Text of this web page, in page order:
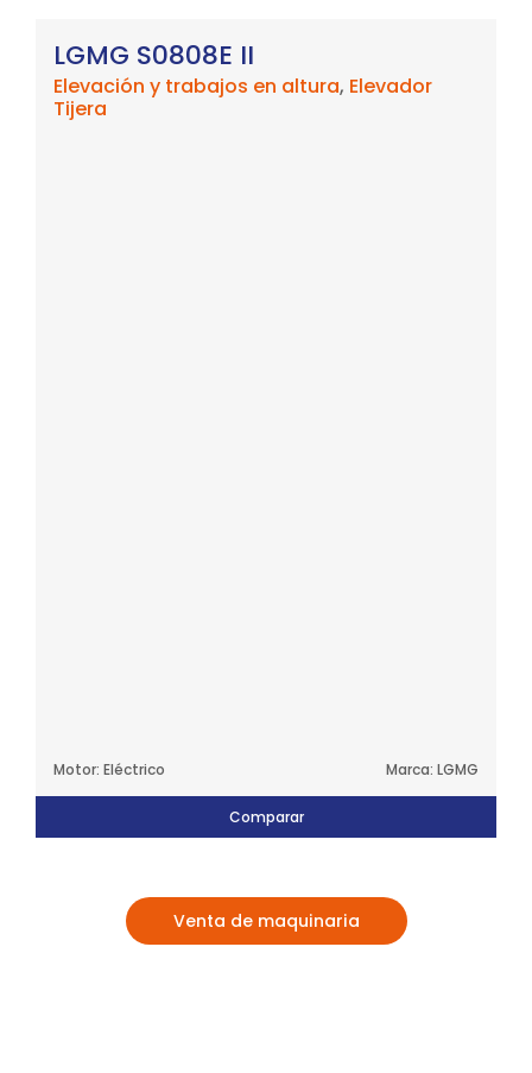
LGMG S0808E II
Elevación y trabajos en altura, Elevador
Tijera
Motor: Eléctrico Marca: LGMG
Comparar
Venta de maquinaria